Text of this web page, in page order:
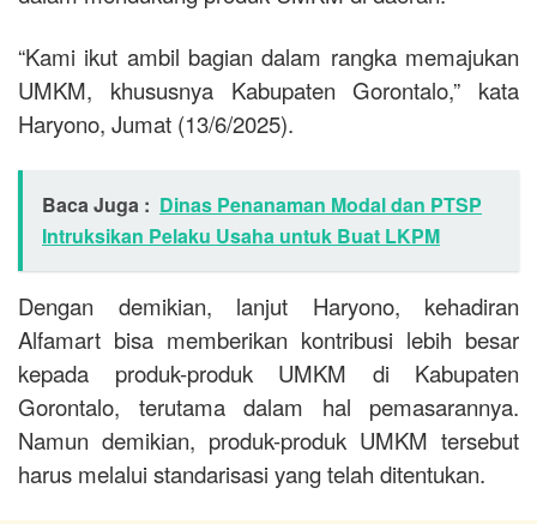
“Kami ikut ambil bagian dalam rangka memajukan
UMKM, khususnya Kabupaten Gorontalo,” kata
Haryono, Jumat (13/6/2025).
Baca Juga : Dinas Penanaman Modal dan PTSP
Intruksikan Pelaku Usaha untuk Buat LKPM
Dengan demikian, lanjut Haryono, kehadiran
Alfamart bisa memberikan kontribusi lebih besar
kepada produk-produk UMKM di Kabupaten
Gorontalo, terutama dalam hal pemasarannya.
Namun demikian, produk-produk UMKM tersebut
harus melalui standarisasi yang telah ditentukan.